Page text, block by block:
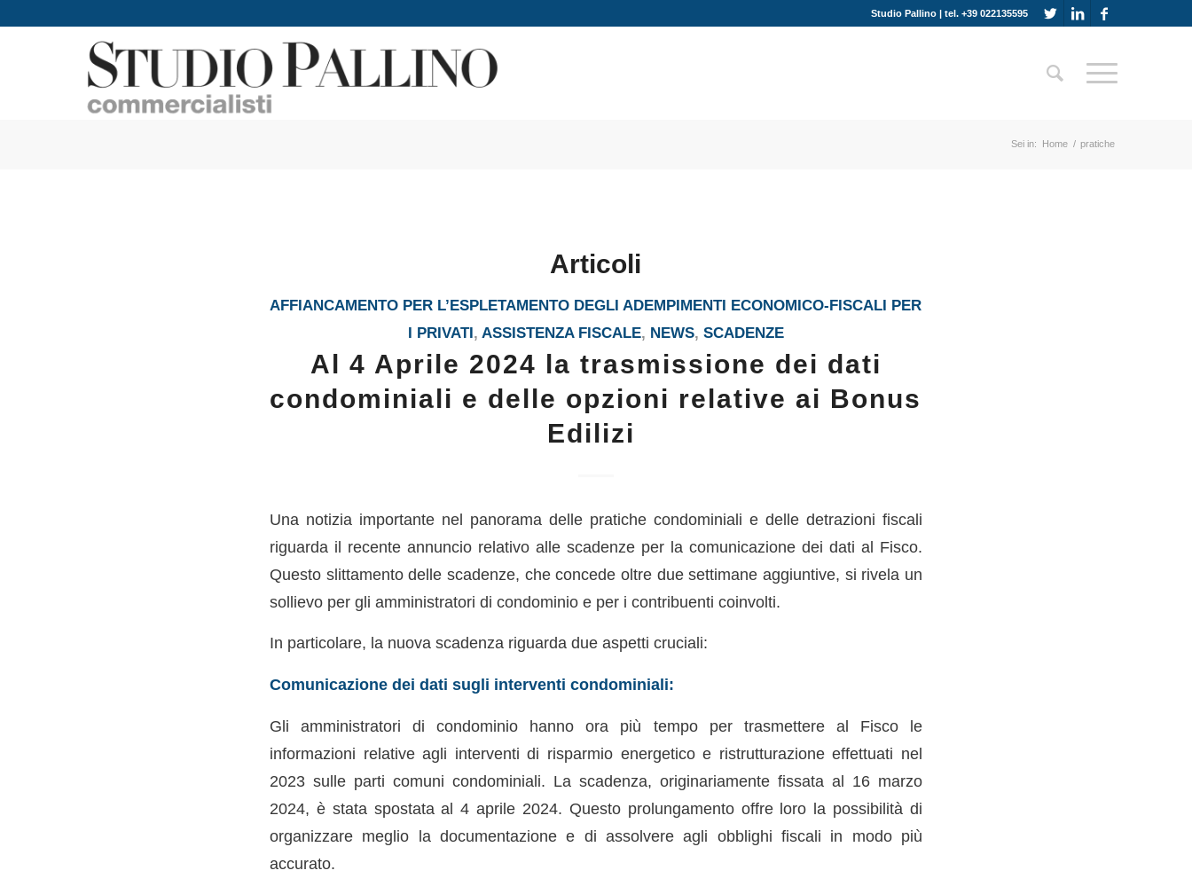
Studio Pallino | tel. +39 022135595
Sei in: Home / pratiche
Articoli
AFFIANCAMENTO PER L’ESPLETAMENTO DEGLI ADEMPIMENTI ECONOMICO-FISCALI PER
I PRIVATI, ASSISTENZA FISCALE, NEWS, SCADENZE
Al 4 Aprile 2024 la trasmissione dei dati
condominiali e delle opzioni relative ai Bonus
Edilizi
Una notizia importante nel panorama delle pratiche condominiali e delle detrazioni fiscali
riguarda il recente annuncio relativo alle scadenze per la comunicazione dei dati al Fisco.
Questo slittamento delle scadenze, che concede oltre due settimane aggiuntive, si rivela un
sollievo per gli amministratori di condominio e per i contribuenti coinvolti.
In particolare, la nuova scadenza riguarda due aspetti cruciali:
Comunicazione dei dati sugli interventi condominiali:
Gli amministratori di condominio hanno ora più tempo per trasmettere al Fisco le
informazioni relative agli interventi di risparmio energetico e ristrutturazione effettuati nel
2023 sulle parti comuni condominiali. La scadenza, originariamente fissata al 16 marzo
2024, è stata spostata al 4 aprile 2024. Questo prolungamento offre loro la possibilità di
organizzare meglio la documentazione e di assolvere agli obblighi fiscali in modo più
accurato.